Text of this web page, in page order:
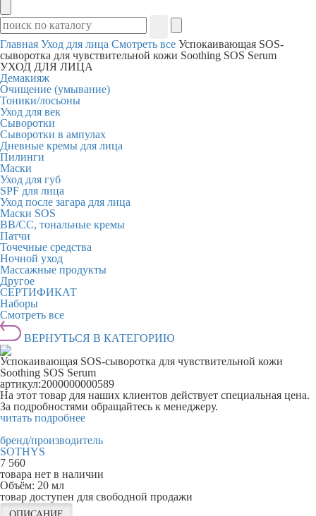
Главная Уход для лица Смотреть все Успокаивающая SOS-
сыворотка для чувствительной кожи Soothing SOS Serum
УХОД ДЛЯ ЛИЦА
Демакияж
Очищение (умывание)
Тоники/лосьоны
Уход для век
Сыворотки
Сыворотки в ампулах
Дневные кремы для лица
Пилинги
Маски
Уход для губ
SPF для лица
Уход после загара для лица
Маски SOS
BB/CC, тональные кремы
Патчи
Точечные средства
Ночной уход
Массажные продукты
Другое
СЕРТИФИКАТ
Наборы
Смотреть все
ВЕРНУТЬСЯ В КАТЕГОРИЮ
Успокаивающая SOS-сыворотка для чувствительной кожи
Soothing SOS Serum
артикул:2000000000589
На этот товар для наших клиентов действует специальная цена.
За подробностями обращайтесь к менеджеру.
читать подробнее
бренд/производитель
SOTHYS
7 560
товара нет в наличии
Объём: 20 мл
товар доступен для свободной продажи